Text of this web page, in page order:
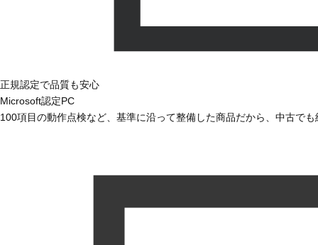
正規認定で品質も安心
Microsoft認定PC
100項目の動作点検など、基準に沿って整備した商品だから、中古で